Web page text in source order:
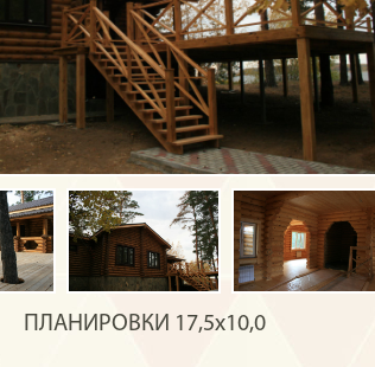
ПЛАНИРОВКИ 17,5х10,0